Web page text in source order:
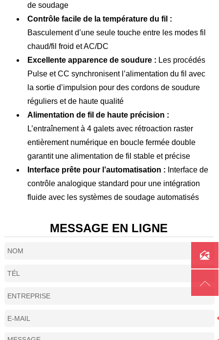
de soudage
Contrôle facile de la température du fil :
Basculement d’une seule touche entre les modes fil
chaud/fil froid et AC/DC
Excellente apparence de soudure : Les procédés
Pulse et CC synchronisent l’alimentation du fil avec
la sortie d’impulsion pour des cordons de soudure
réguliers et de haute qualité
Alimentation de fil de haute précision :
L’entraînement à 4 galets avec rétroaction raster
entièrement numérique en boucle fermée double
garantit une alimentation de fil stable et précise
Interface prête pour l’automatisation : Interface de
contrôle analogique standard pour une intégration
fluide avec les systèmes de soudage automatisés
Capacité d’entrée nominale
(KVA)
18
Cycle de service (40℃) 60%@400A
Plage de courant réglable
(A)
Diamètre de l’électrode en
tungstène (mm)
1~6
Poids (Kg/lb) 55 /121.28
Dimensions (mm) 660*320*560
/fréquence (V/Hz)
1 câble de dévidoir=10m
1 câble de masse=3m
1 câble de masse pour fil chaud=3m
1 torche TIG
MESSAGE EN LIGNE

